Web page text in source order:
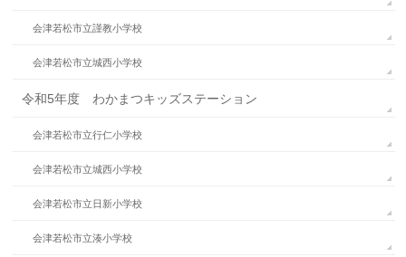
会津若松市立謹教小学校
会津若松市立城西小学校
令和5年度 わかまつキッズステーション
会津若松市立行仁小学校
会津若松市立城西小学校
会津若松市立日新小学校
会津若松市立湊小学校